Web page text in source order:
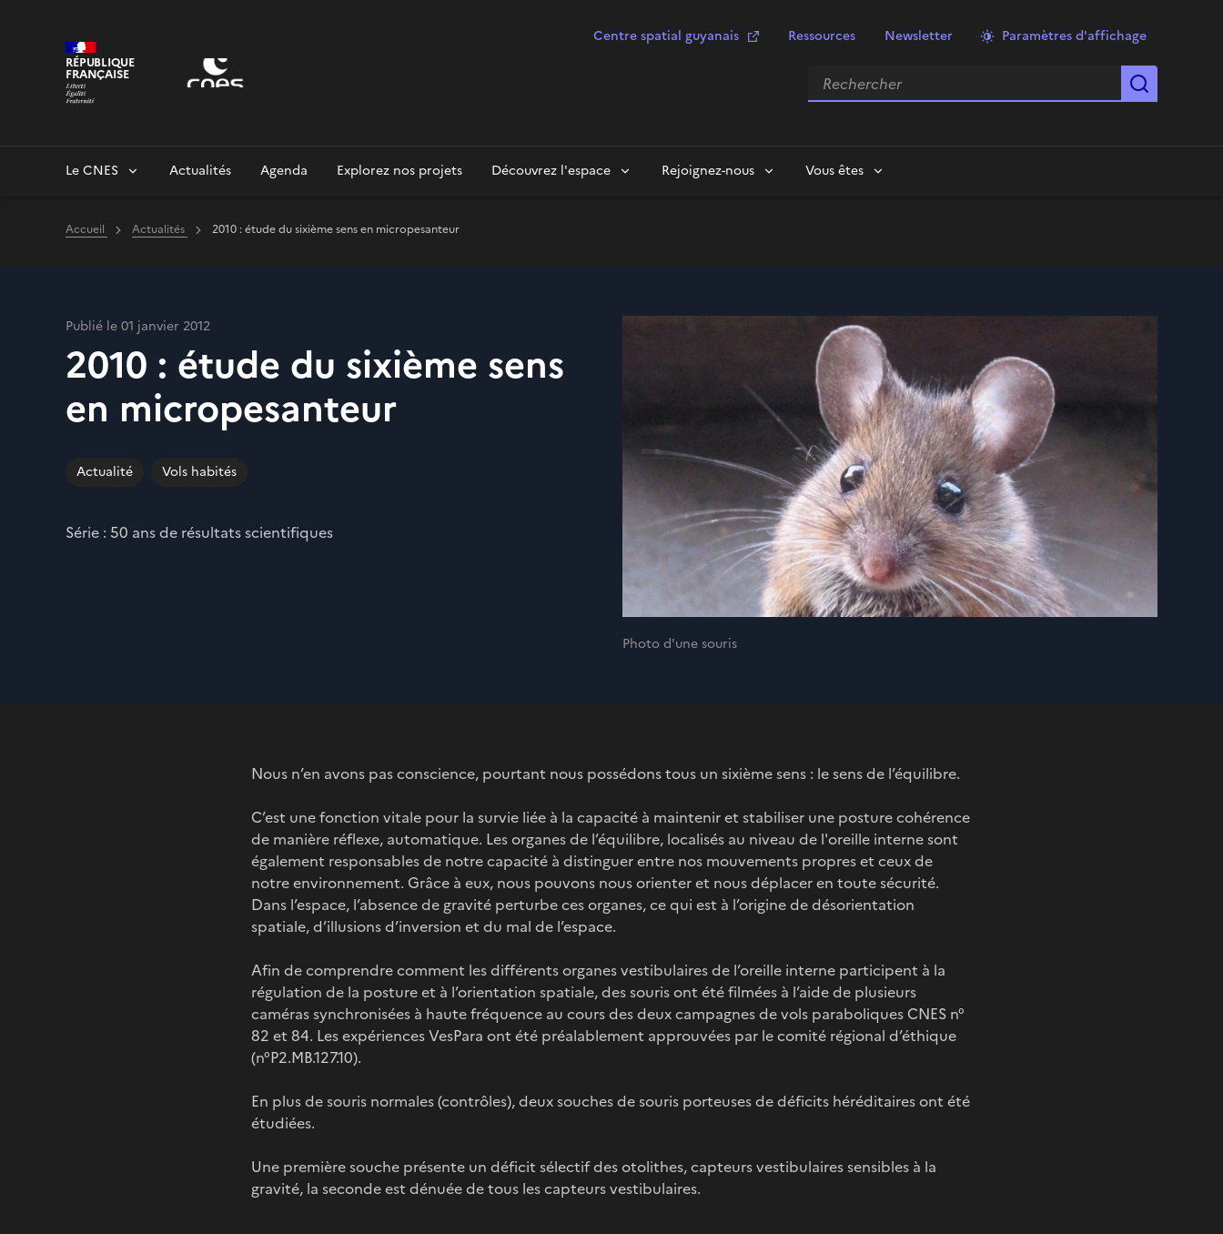
RÉPUBLIQUE
FRANÇAISE
Centre spatial guyanais Ressources Newsletter Paramètres d'affichage
Rechercher
Le CNES Actualités Agenda Explorez nos projets Découvrez l'espace Rejoignez-nous Vous êtes
Accueil Actualités 2010 : étude du sixième sens en micropesanteur
Publié le 01 janvier 2012
2010 : étude du sixième sens
en micropesanteur
Actualité Vols habités
Série : 50 ans de résultats scientifiques
Photo d'une souris
Nous n’en avons pas conscience, pourtant nous possédons tous un sixième sens : le sens de l’équilibre.
C’est une fonction vitale pour la survie liée à la capacité à maintenir et stabiliser une posture cohérence
de manière réflexe, automatique. Les organes de l’équilibre, localisés au niveau de l'oreille interne sont
également responsables de notre capacité à distinguer entre nos mouvements propres et ceux de
notre environnement. Grâce à eux, nous pouvons nous orienter et nous déplacer en toute sécurité.
Dans l’espace, l’absence de gravité perturbe ces organes, ce qui est à l’origine de désorientation
spatiale, d’illusions d’inversion et du mal de l’espace.
Afin de comprendre comment les différents organes vestibulaires de l’oreille interne participent à la
régulation de la posture et à l’orientation spatiale, des souris ont été filmées à l’aide de plusieurs
caméras synchronisées à haute fréquence au cours des deux campagnes de vols paraboliques CNES n°
82 et 84. Les expériences VesPara ont été préalablement approuvées par le comité régional d’éthique
(n°P2.MB.127.10).
En plus de souris normales (contrôles), deux souches de souris porteuses de déficits héréditaires ont été
étudiées.
Une première souche présente un déficit sélectif des otolithes, capteurs vestibulaires sensibles à la
gravité, la seconde est dénuée de tous les capteurs vestibulaires.